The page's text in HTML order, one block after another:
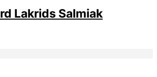
Lakrids Salmiak